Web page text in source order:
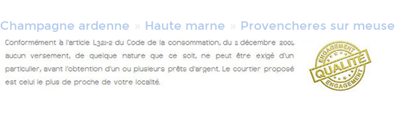
Champagne ardenne Haute marne Provencheres sur meuse